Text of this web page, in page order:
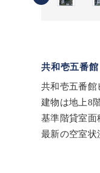
共和壱五番
共和壱五番館
建物は地上8
基準階貸室面
最新の空室状